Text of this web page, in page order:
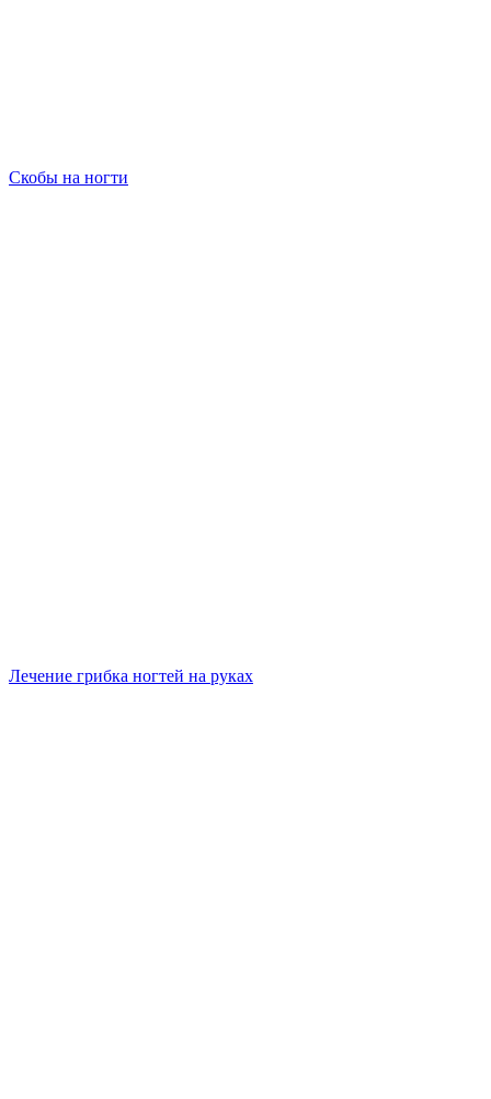
Скобы на ногти
Лечение грибка ногтей на руках